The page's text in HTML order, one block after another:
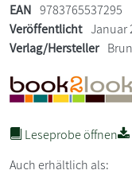
EAN 9783765537295
Veröffentlicht Januar
Verlag/Hersteller
Leseprobe öffnen
Auch erhältlich als: